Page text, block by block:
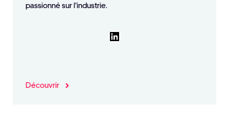
passionné sur l'industrie.
LinkedIn
Découvrir